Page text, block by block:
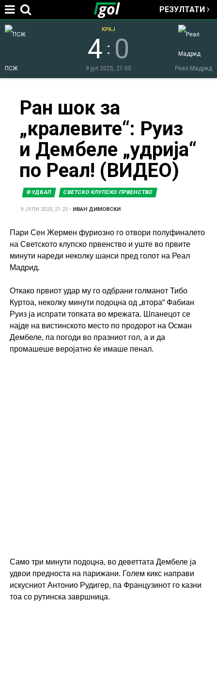
Jump to navigation
РЕЗУЛТАТИ
ПСЖ Реал Мадрид
4 : 0
КРАЈ
9 јул 2025, 21:00
here
Ран шок за
„кралевите“: Руиз
и Дембеле „удрија“
по Реал! (ВИДЕО)
ФУДБАЛ СВЕТСКО КЛУПСКО ПРВЕНСТВО
9 ЈУЛИ 2025, 21:25 • ИВАН ДИМОВСКИ
Пари Сен Жермен фуриозно го отвори полуфиналето
на Светското клупско првенство и уште во првите
минути нареди неколку шанси пред голот на Реал
Мадрид.
Откако првиот удар му го одбрани голманот Тибо
Куртоа, неколку минути подоцна од „втора“ Фабиан
Руиз ја испрати топката во мрежата. Шпанецот се
најде на вистинското место по продорот на Осман
Дембеле, па погоди во празниот гол, а и да
промашеше веројатно ќе имаше пенал.
Само три минути подоцна, во деветтата Дембеле ја
удвои предноста на парижани. Голем кикс направи
искусниот Антонио Рудигер, па Французинот го казни
тоа со рутинска завршница.